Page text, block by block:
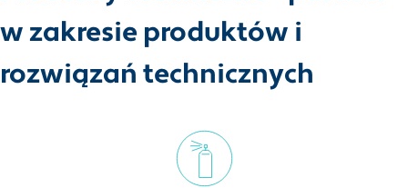
w zakresie produktów i
rozwiązań technicznych